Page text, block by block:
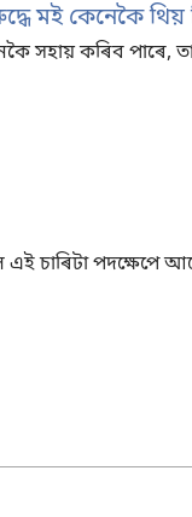
মই কেনেকৈ থিয়
সহায় কৰিব পাৰে,
এই চাৰিটা পদক্ষেপে